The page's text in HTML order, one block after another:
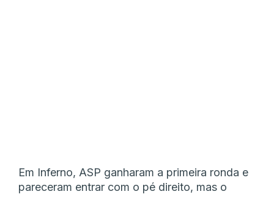
Em Inferno, ASP ganharam a primeira ronda e
pareceram entrar com o pé direito, mas o